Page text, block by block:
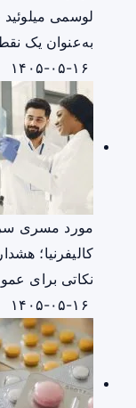
لوسمی میلوئید
به‌عنوان یک
مورد مسری
کالیفرنیا؛
نکاتی برای